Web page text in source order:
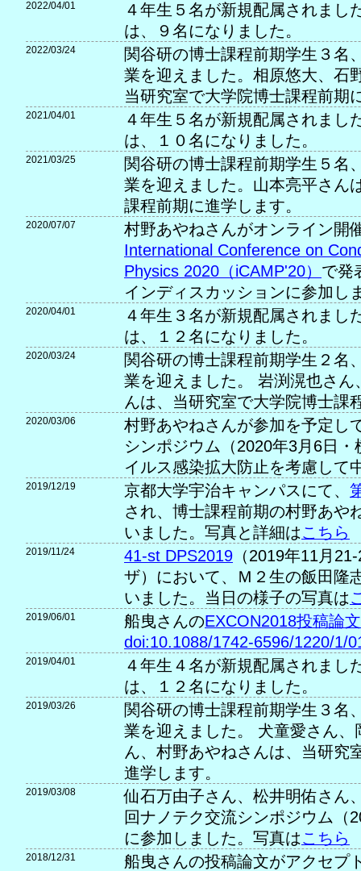
2022/04/01
４年生５名が新規配属されまし
は、９名になりました。
2022/03/24
関谷研の博士課程前期学生３名
業を迎えました。相原悠大、石
当研究室で大学院博士課程前期
2021/04/01
４年生５名が新規配属されまし
は、１０名になりました。
2021/03/25
関谷研の博士課程前期学生５名
業を迎えました。山本亮平さん
課程前期に進学します。
2020/07/07
村野あやねさんがオンライン開
International Conference on
Physics 2020（iCAMP'20） で発
インディスカッションに参加し
2020/04/01
４年生３名が新規配属されまし
は、１２名になりました。
2020/03/24
関谷研の博士課程前期学生２名
業を迎えました。 岩渕滉也さ
んは、当研究室で大学院博士課
2020/03/06
村野あやねさんが参加を予定し
シンポジウム（2020年3月6日
イルス感染拡大防止を考慮して
2019/12/19 京都大学宇治キャンパスにて、
され、博士課程前期の村野あや
いました。写真と詳細はこちら
2019/11/24 41-st DPS2019 （2019年11月
ザ）において、Ｍ２生の飯田隆
いました。当日の様子の写真は
2019/06/01 船曳さんのEXCON2018投稿論文
doi:10.1088/1742-6596/1220/1/
2019/04/01
４年生４名が新規配属されまし
は、１２名になりました。
2019/03/26
関谷研の博士課程前期学生３名
業を迎えました。 犬童愛さん
ん、村野あやねさんは、当研究
進学します。
2019/03/08
仙石万由子さん、松井明佑さん
回ナノテク交流シンポジウム（
に参加しました。写真はこちら
2018/12/31 船曳さんの投稿論文がアクセプ